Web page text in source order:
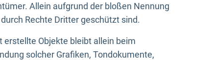
Allein aufgrund der bloßen Nennung
Rechte Dritter geschützt sind.
Objekte bleibt allein beim
solcher Grafiken, Tondokumente,